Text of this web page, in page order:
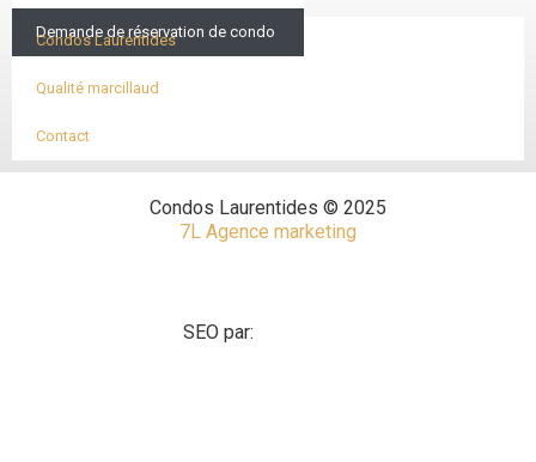
Demande de réservation de condo
Condos Laurentides
Qualité marcillaud
Contact
Condos Laurentides © 2025
7L Agence marketing
SEO par: